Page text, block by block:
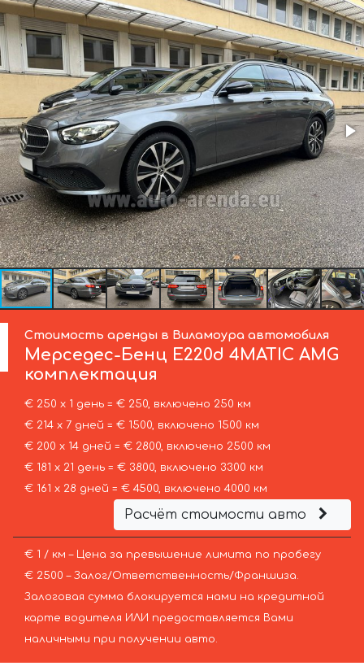
Стоимость аренды в Виламоура автомобиля
Мерседес-Бенц E220d 4MATIC AMG
комплектация
€ 250 х 1 день = € 250, включено 250 км
€ 214 х 7 дней = € 1500, включено 1500 км
€ 200 х 14 дней = € 2800, включено 2500 км
€ 181 х 21 день = € 3800, включено 3300 км
€ 161 х 28 дней = € 4500, включено 4000 км
Расчёт стоимости авто
€ 1 / км – Цена за превышение лимита по пробегу
€ 2500 – Залог/Ответственность/Франшиза.
Залоговая сумма блокируется нами на кредитной
карте водителя ИЛИ предоставляется Вами
наличными при получении авто.